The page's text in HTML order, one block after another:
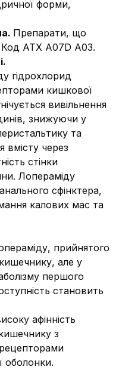
форми,
Препарати, що
Код АТХ А07D A03.
гідрохлорид
кишкової
вивільнення
знижуючи у
та
вмісту через
стінки
Лопераміду
сфінктера,
калових мас та
прийнятого
але у
першого
становить
афінність
з
оболонки.